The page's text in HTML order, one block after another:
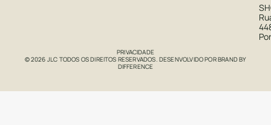
PRIVACIDADE
© 2026 JLC TODOS OS DIREITOS RESERVADOS. DESENVOLVIDO PORBRAND BY
DIFFERENCE